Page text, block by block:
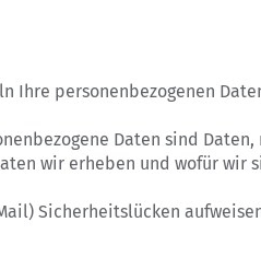
Ihre personenbezogenen
Daten sind
wir erheben und wofür wir
Sicherheitslücken